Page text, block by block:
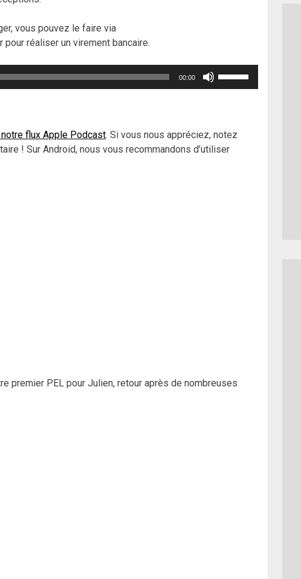
vous pouvez le faire via
pour réaliser un virement bancaire.
00:00
pour
flux Apple Podcast. Si vous nous appréciez, notez
! Sur Android, nous vous recommandons d’utiliser
premier PEL pour Julien, retour après de nombreuses